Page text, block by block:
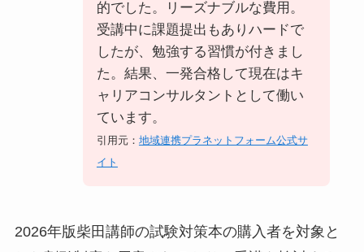
的でした。リーズナブルな費用。
受講中に課題提出もありハードで
したが、勉強する習慣が付きまし
た。結果、一発合格して現在はキ
ャリアコンサルタントとして働い
ています。
引用元： 地域連携プラネットフォーム公式サ
イト
2026年版柴田講師の試験対策本の購入者を対象と